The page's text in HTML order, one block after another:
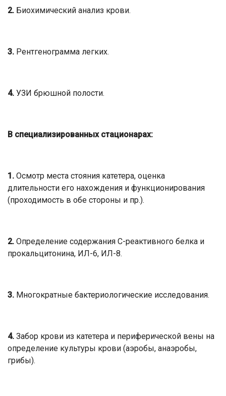
2. Биохимический анализ крови.
3. Рентгенограмма легких.
4. УЗИ брюшной полости.
В специализированных стационарах:
1. Осмотр места стояния катетера, оценка
длительности его нахождения и функционирования
(проходимость в обе стороны и пр.).
2. Определение содержания С-реактивного белка и
прокальцитонина, ИЛ-6, ИЛ-8.
3. Многократные бактериологические исследования.
4. Забор крови из катетера и периферической вены на
определение культуры крови (аэробы, анаэробы,
грибы).